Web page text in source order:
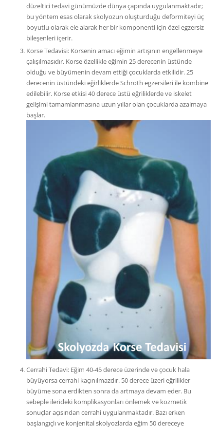
düzeltici tedavi günümüzde dünya çapında uygulanmaktadır;
bu yöntem esas olarak skolyozun oluşturduğu deformiteyi üç
boyutlu olarak ele alarak her bir komponenti için özel egzersiz
bileşenleri içerir.
Korse Tedavisi: Korsenin amacı eğimin artışının engellenmeye
çalışılmasıdır. Korse özellikle eğimin 25 derecenin üstünde
olduğu ve büyümenin devam ettiği çocuklarda etkilidir. 25
derecenin üstündeki eğirliklerde Schroth egzersileri ile kombine
edilebilir. Korse etkisi 40 derece üstü eğriliklerde ve iskelet
gelişimi tamamlanmasına uzun yıllar olan çocuklarda azalmaya
başlar.
Cerrahi Tedavi: Eğim 40-45 derece üzerinde ve çocuk hala
büyüyorsa cerrahi kaçınılmazdır. 50 derece üzeri eğrilikler
büyüme sona erdikten sonra da artmaya devam eder. Bu
sebeple ilerideki komplikasyonları önlemek ve kozmetik
sonuçlar açısından cerrahi uygulanmaktadır. Bazı erken
başlangıçlı ve konjenital skolyozlarda eğim 50 dereceye